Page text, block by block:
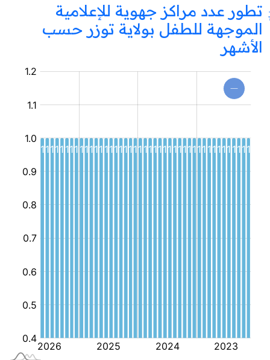
تطور عدد مراكز جهوية للإعلامية
الموجهة للطفل بولاية توزر حسب
الأشهر
مركز
الموجهة